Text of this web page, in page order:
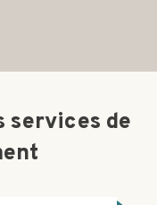
services de